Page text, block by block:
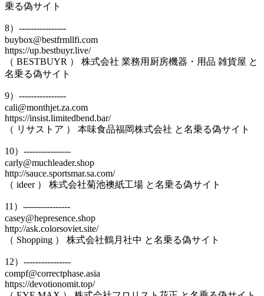
乗る偽サイト
8）----------------
buybox@bestfrmllfi.com
https://up.bestbuyr.live/
（ BESTBUYR ） 株式会社 業務用厨房機器・用品 雑貨屋 と
名乗る偽サイト
9）----------------
cali@monthjet.za.com
https://insist.limitedbend.bar/
（ リサストア ） 本味食品福岡株式会社 と名乗る偽サイト
10）----------------
carly@muchleader.shop
http://sauce.sportsmar.sa.com/
（ ideer ） 株式会社菊池襖紙工場 と名乗る偽サイト
11）----------------
casey@hepresence.shop
http://ask.colorsoviet.site/
（ Shopping ） 株式会社鶴月社中 と名乗る偽サイト
12）----------------
compf@correctphase.asia
https://devotionomit.top/